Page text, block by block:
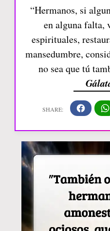
“Hermanos, si
en alguna falta,
espirituales,
mansedumbre,
no sea que tú